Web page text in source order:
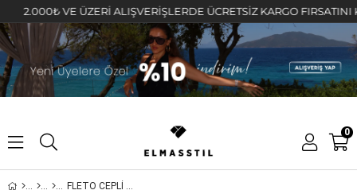
VE ÜZERİ ALIŞVERİŞLERDE ÜCRETSİZ KARGO FIRSATINI
0
FLETO CEPLİ GABARDİN PANTOLON